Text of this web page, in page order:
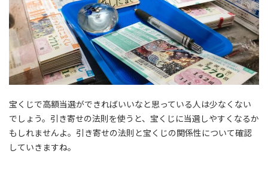
宝くじで高額当選ができればいいなと思っている人は少なくない
でしょう。引き寄せの法則を使うと、宝くじに当選しやすくなるか
もしれませんよ。引き寄せの法則と宝くじの関係性について確認
していきますね。